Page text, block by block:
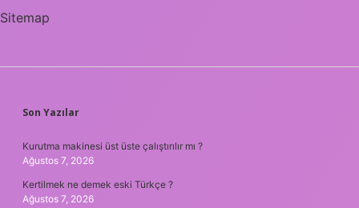
Sitemap
SIDEBAR
Son Yazılar
Kurutma makinesi üst üste çalıştırılır mı ?
Ağustos 7, 2026
Kertilmek ne demek eski Türkçe ?
Ağustos 7, 2026